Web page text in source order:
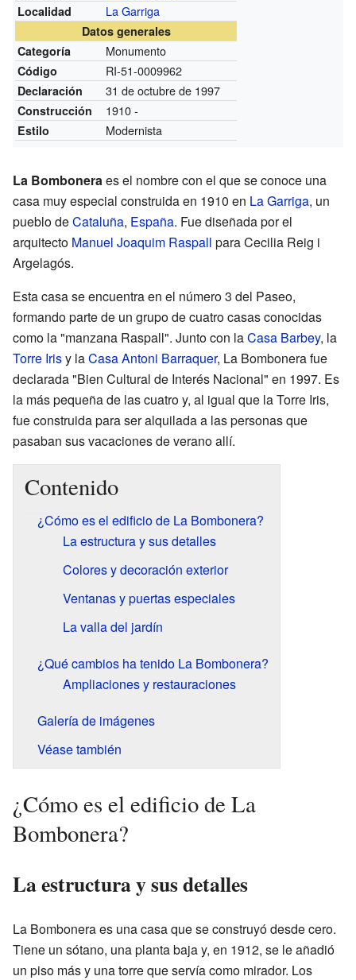
Localidad La Garriga
Datos generales
Categoría
Monumento
Código RI-51-0009962
Declaración 31 de octubre de 1997
Construcción 1910 -
Estilo Modernista
La Bomboneraes el nombre con el que se conoce una
casa muy especial construida en 1910 en La Garriga, un
pueblo deCataluña, España. Fue diseñada por el
arquitecto Manuel Joaquim Raspall para Cecilia Reig i
Argelagós.
Esta casa se encuentra en el número 3 del Paseo,
formando parte de un grupo de cuatro casas conocidas
como la "manzana Raspall". Junto con laCasa Barbey, la
Torre Irisy laCasa Antoni Barraquer, La Bombonera fue
declarada "Bien Cultural de Interés Nacional" en 1997. Es
la más pequeña de las cuatro y, al igual que la Torre Iris,
fue construida para ser alquilada a las personas que
pasaban sus vacaciones de verano allí.
Contenido
¿Cómo es el edificio de La Bombonera?
La estructura y sus detalles
Colores y decoración exterior
Ventanas y puertas especiales
La valla del jardín
¿Qué cambios ha tenido La Bombonera?
Ampliaciones y restauraciones
Galería de imágenes
Véase también
¿Cómo es el edificio de La
Bombonera?
La estructura y sus detalles
La Bombonera es una casa que se construyó desde cero.
Tiene un sótano, una planta baja y, en 1912, se le añadió
un piso más y una torre que servía como mirador. Los